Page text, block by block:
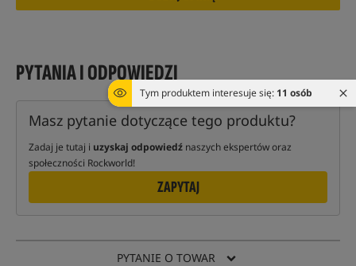
Tym produktem interesuje się: 11 osób
PYTANIA I ODPOWIEDZI
Masz pytanie dotyczące tego produktu?
Zadaj je tutaj i uzyskaj odpowiedź naszych ekspertów oraz
społeczności Rockworld!
ZAPYTAJ
PYTANIE O TOWAR